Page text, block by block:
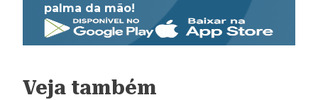
palma da mão!
Veja também